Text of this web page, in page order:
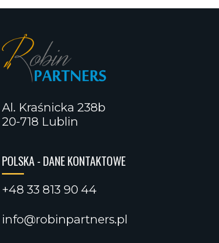
Al. Kraśnicka 238b
20-718 Lublin
POLSKA - DANE KONTAKTOWE
+48 33 813 90 44
info@robinpartners.pl